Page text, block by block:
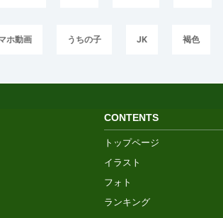
ホ動画 うちの子 JK 褐色
CONTENTS
トップページ
イラスト
フォト
ランキング